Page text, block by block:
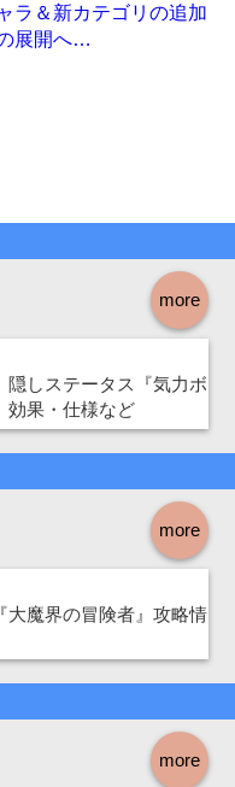
ラ＆新カテゴリの追加
展開へ…
more
隠しステータス『気力ボ
効果・仕様など
more
大魔界の冒険者』攻略情
more